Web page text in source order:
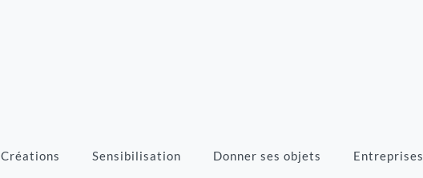
Créations Sensibilisation Donner ses objets Entreprises